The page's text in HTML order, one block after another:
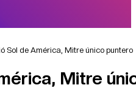
Sol de América, Mitre único puntero
Mitre